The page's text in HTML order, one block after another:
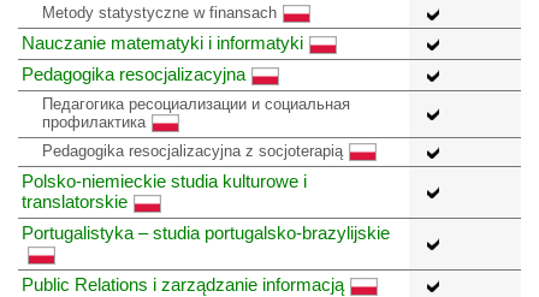
Metody statystyczne w finansach
Nauczanie matematyki i informatyki
Pedagogika resocjalizacyjna
Педагогика ресоциализации и социальная
профилактика
Pedagogika resocjalizacyjna z socjoterapią
Polsko-niemieckie studia kulturowe i
translatorskie
Portugalistyka – studia portugalsko-brazylijskie
Public Relations i zarządzanie informacją